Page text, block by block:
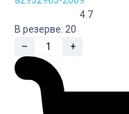
4.7
В резерве: 20
–
+